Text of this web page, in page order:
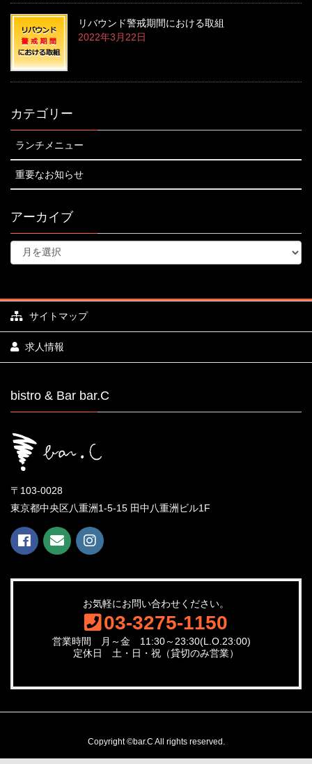
リバウンド警戒期間における取組
2022年3月22日
カテゴリー
ランチメニュー
重要なお知らせ
アーカイブ
サイトマップ
求人情報
bistro & Bar bar.C
〒103-0028
東京都中央区八重洲1-5-15 田中八重洲ビル1F
お気軽にお問い合わせください。
03-3275-1150
営業時間 月～金 11:30～23:30(L.O.23:00)
定休日 土・日・祝（貸切のみ営業）
Copyright ©bar.C All rights reserved.